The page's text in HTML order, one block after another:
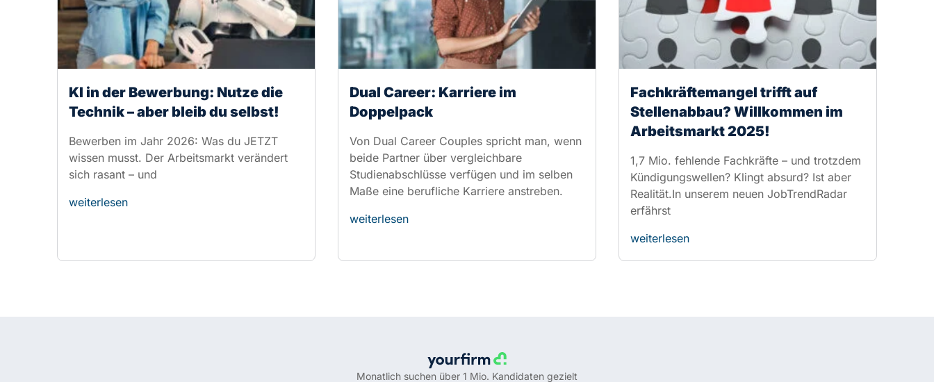
Technik – aber bleib du selbst!
Bewerben im Jahr 2026: Was du JETZT
wissen musst. Der Arbeitsmarkt verändert
sich rasant – und
weiterlesen
Doppelpack
Von Dual Career Couples spricht man, wenn
beide Partner über vergleichbare
Studienabschlüsse verfügen und im selben
Maße eine berufliche Karriere anstreben.
weiterlesen
Stellenabbau? Willkommen im
Arbeitsmarkt 2025!
1,7 Mio. fehlende Fachkräfte – und trotzdem
Realität.In unserem neuen JobTrendRadar
erfährst
weiterlesen